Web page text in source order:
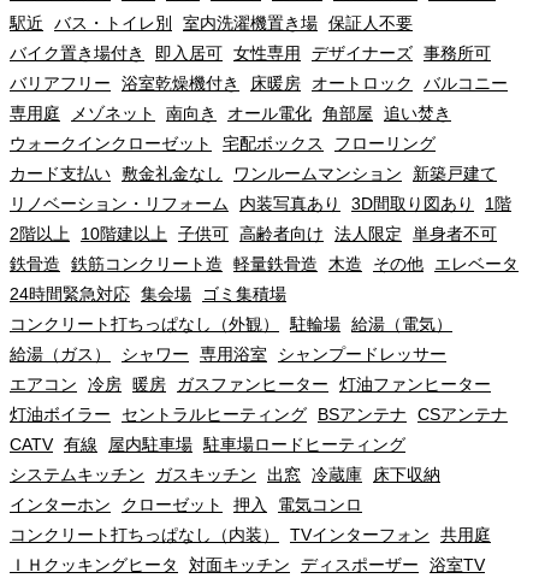
駅近
バス・トイレ別 室内洗濯機置き場 保証人不要
バイク置き場付き
即入居可 女性専用 デザイナーズ 事務所可
バリアフリー
浴室乾燥機付き 床暖房 オートロック
バルコニー
専用庭
メゾネット 南向き オール電化 角部屋
追い焚き
ウォークインクローゼット
宅配ボックス
フローリング
カード支払い 敷金礼金なし ワンルームマンション
新築戸建て
リノベーション・リフォーム
内装写真あり 3D間取り図あり
1階
2階以上
10階建以上 子供可 高齢者向け 法人限定
単身者不可
鉄骨造
鉄筋コンクリート造 軽量鉄骨造 木造 その他
エレベータ
24時間緊急対応 集会場
ゴミ集積場
コンクリート打ちっぱなし（外観）
駐輪場 給湯（電気）
給湯（ガス）
シャワー 専用浴室
シャンプードレッサー
エアコン
冷房 暖房 ガスファンヒーター
灯油ファンヒーター
灯油ボイラー
セントラルヒーティング BSアンテナ
CSアンテナ
CATV 有線 屋内駐車場 駐車場ロードヒーティング
システムキッチン
ガスキッチン 出窓 冷蔵庫
床下収納
インターホン
クローゼット 押入
電気コンロ
コンクリート打ちっぱなし（内装）
TVインターフォン
共用庭
ＩＨクッキングヒータ
対面キッチン ディスポーザー
浴室TV